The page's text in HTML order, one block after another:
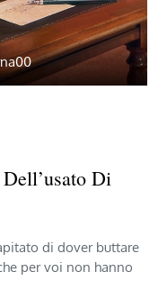
Di
di dover buttare
per voi non hanno